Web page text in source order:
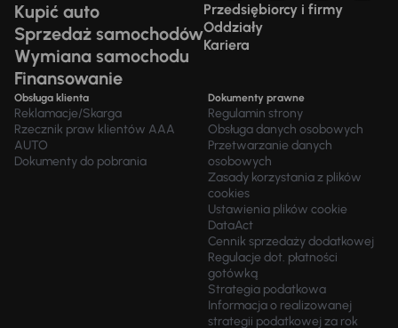
Kupić auto
Sprzedaż samochodów
Wymiana samochodu
Finansowanie
Przedsiębiorcy i firmy
Oddziały
Kariera
Obsługa klienta
Reklamacje/Skarga
Rzecznik praw klientów AAA
AUTO
Dokumenty do pobrania
Dokumenty prawne
Regulamin strony
Obsługa danych osobowych
Przetwarzanie danych
osobowych
Zasady korzystania z plików
cookies
Ustawienia plików cookie
DataAct
Cennik sprzedaży dodatkowej
Regulacje dot. płatności
gotówką
Strategia podatkowa
Informacja o realizowanej
strategii podatkowej za rok